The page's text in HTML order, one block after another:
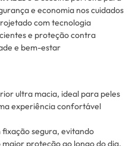
e economia nos cuidados
com tecnologia
e proteção contra
e bem-estar
ultra macia, ideal para peles
experiência confortável
segura, evitando
proteção ao longo do dia.